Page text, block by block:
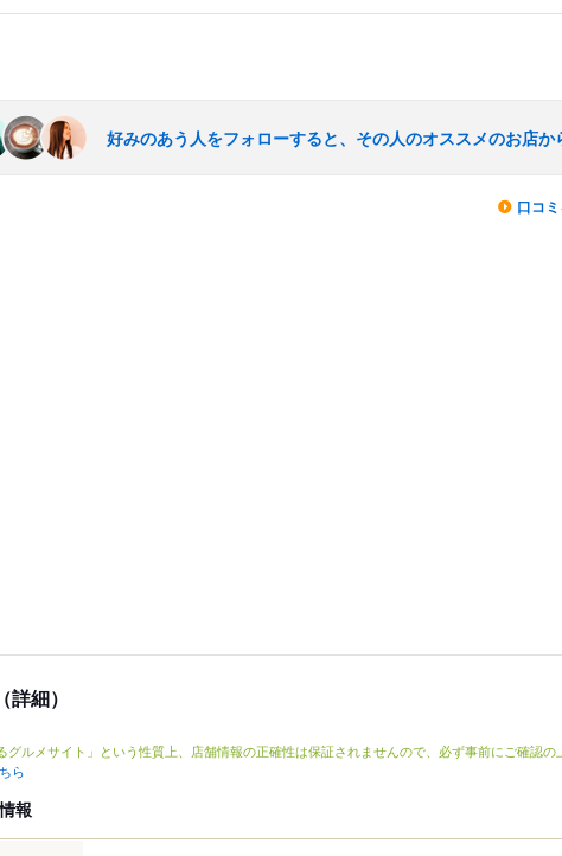
好みのあう人をフォローすると、その人のオススメのお店か
口コミ
詳細）
グルメサイト」という性質上、店舗情報の正確性は保証されませんので、必ず事前にご確認の
ら
報